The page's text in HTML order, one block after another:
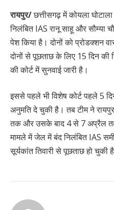
रायपुर/छत्तीसगढ़ में कोयला
निलंबित IAS रानू साहू और सौम्या
पेश किया है। दोनों को प्रोडक्शन
दोनों से पूछताछ के लिए 15 दिन की
की कोर्ट में सुनवाई जारी है।
इससे पहले भी विशेष कोर्ट पहले 5
अनुमति दे चुकी है। तब टीम ने
तक और उसके बाद 4 से 7 अप्रैल
मामले में जेल में बंद निलंबित IAS
सूर्यकांत तिवारी से पूछताछ हो चुकी